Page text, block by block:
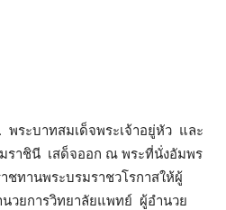
ระบาทสมเด็จพระเจ้าอยู่หัว และ
มราชินี เสด็จออก ณ พระที่นั่งอัมพร
ชทานพระบรมราชวโรกาสให้ผู้
วยการวิทยาลัยแพทย์ ผู้อำนวย